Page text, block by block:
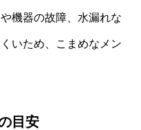
機器の故障、水漏れな
いため、こまめなメン
目安